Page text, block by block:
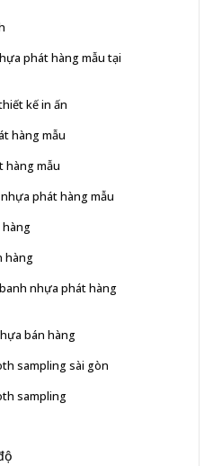
phát hàng mẫu tại
kế in ấn
hàng mẫu
hàng mẫu
phát hàng mẫu
hàng
hàng
nhựa phát hàng
bán hàng
sampling sài gòn
sampling